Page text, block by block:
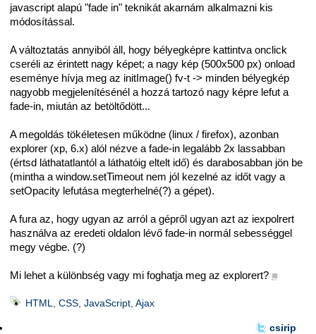
javascript alapú "fade in" teknikát akarnám alkalmazni kis
módosítással.
A változtatás annyiból áll, hogy bélyegképre kattintva onclick
cseréli az érintett nagy képet; a nagy kép (500x500 px) onload
eseménye hívja meg az initImage() fv-t -> minden bélyegkép
nagyobb megjelenítésénél a hozzá tartozó nagy képre lefut a
fade-in, miután az betöltődött...
A megoldás tökéletesen működne (linux / firefox), azonban
explorer (xp, 6.x) alól nézve a fade-in legalább 2x lassabban
(értsd láthatatlantól a láthatóig eltelt idő) és darabosabban jön be
(mintha a window.setTimeout nem jól kezelné az időt vagy a
setOpacity lefutása megterhelné(?) a gépet).
A fura az, hogy ugyan az arról a gépről ugyan azt az iexpolrert
használva az eredeti oldalon lévő fade-in normál sebességgel
megy végbe. (?)
Mi lehet a különbség vagy mi foghatja meg az explorert? ■
HTML, CSS, JavaScript, Ajax
csirip